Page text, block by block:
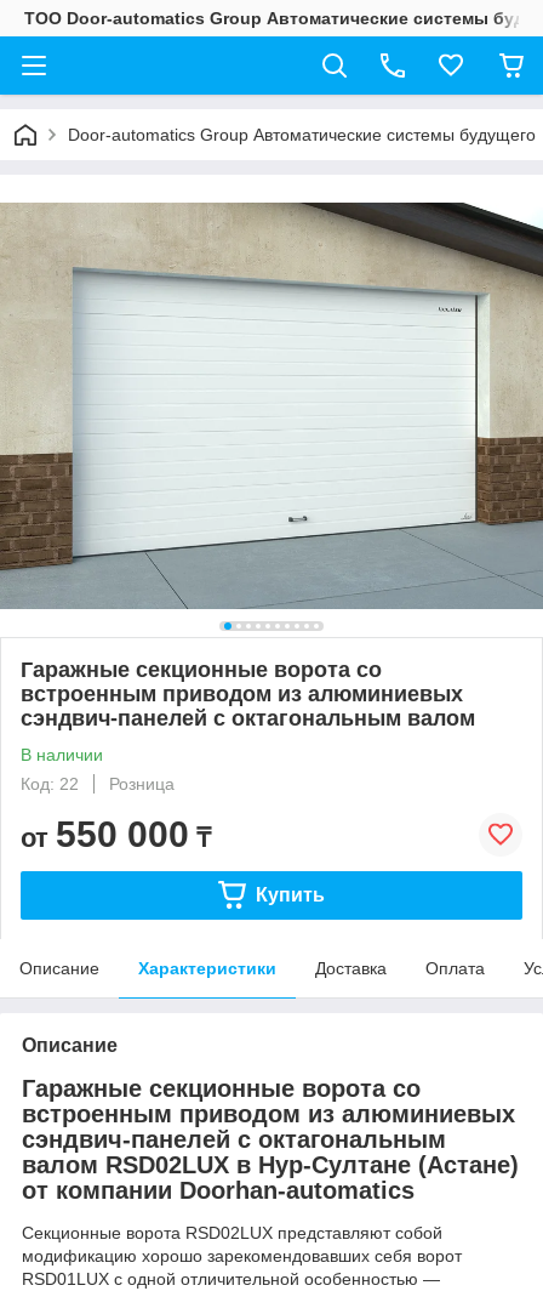
ТОО Door-automatics Group Автоматические системы
Door-automatics Group Автоматические системы будущего
Гаражные секционные ворота со
встроенным приводом из алюминиевых
сэндвич-панелей с октагональным валом
В наличии
Код: 22
Розница
от 550 000 ₸
Купить
Описание Характеристики Доставка Оплата
Описание
Гаражные секционные ворота со
встроенным приводом из алюминиевых
сэндвич-панелей с октагональным
валом RSD02LUX в Нур-Султане (Астане)
от компании Doorhan-automatics
Секционные ворота RSD02LUX представляют собой
модификацию хорошо зарекомендовавших себя ворот
RSD01LUX с одной отличительной особенностью —